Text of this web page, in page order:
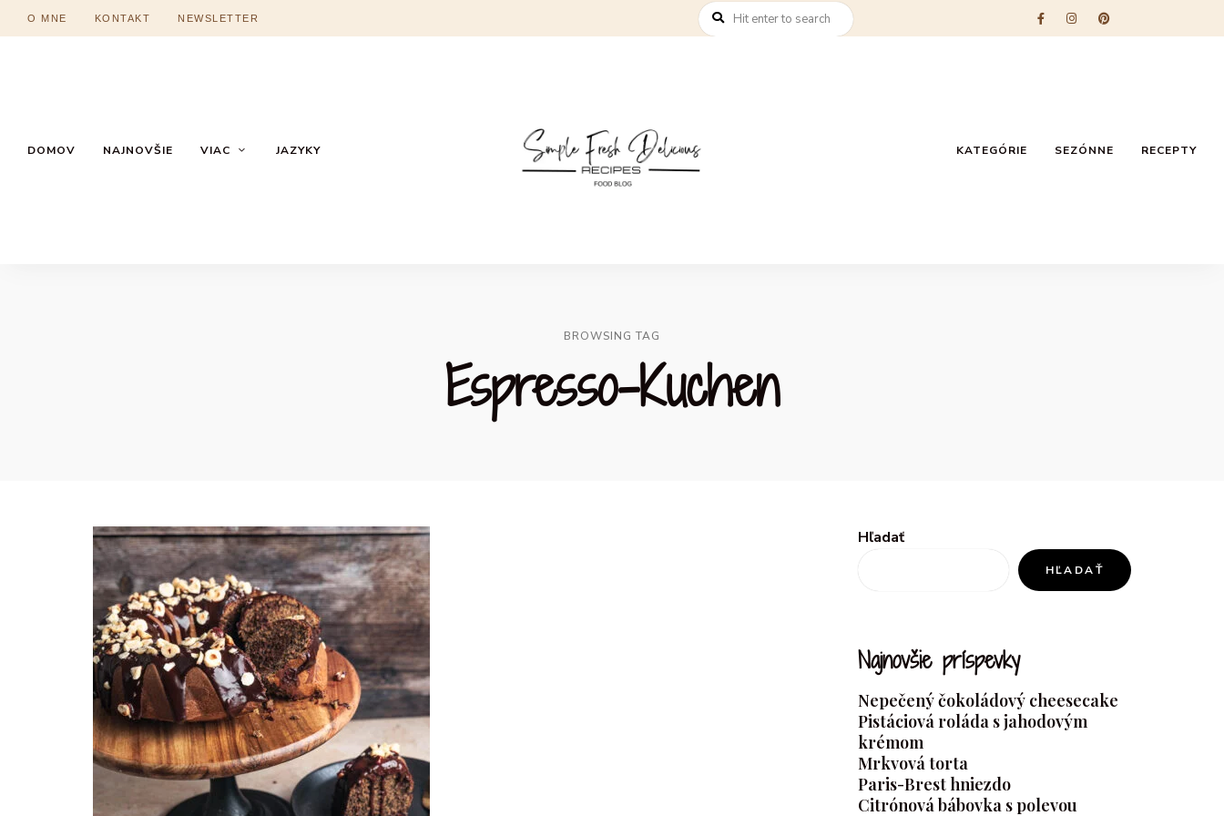
O MNE KONTAKT NEWSLETTER
DOMOV NAJNOVŠIE VIAC JAZYKY KATEGÓRIE SEZÓNNE RECEPTY
BROWSING TAG
Espresso-Kuchen
Hľadať
HĽADAŤ
Najnovšie príspevky
Nepečený čokoládový cheesecake
Pistáciová roláda s jahodovým
krémom
Mrkvová torta
Paris-Brest hniezdo
Citrónová bábovka s polevou